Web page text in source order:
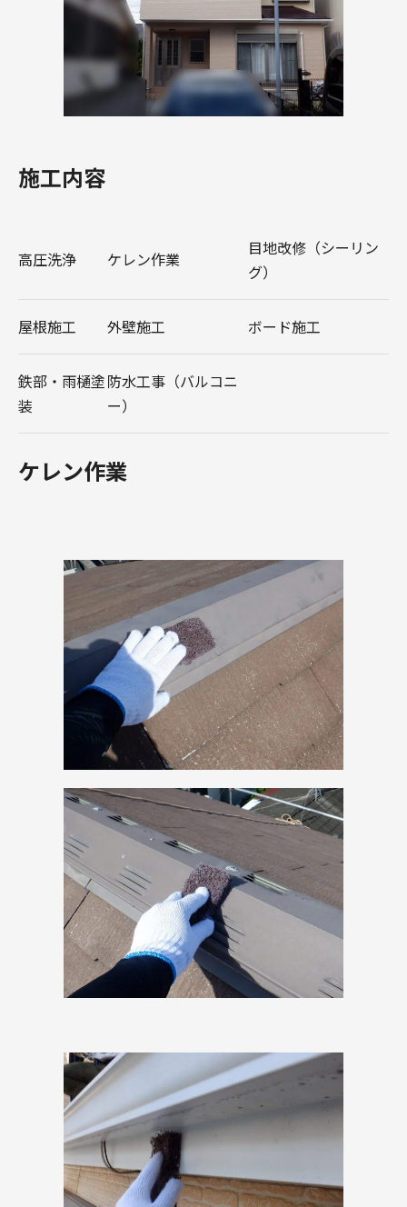
施工内容
高圧洗浄 ケレン作業
目地改修（シーリン
グ）
屋根施工 外壁施工 ボード施工
鉄部・雨樋塗
装
防水工事（バルコニ
ー）
ケレン作業